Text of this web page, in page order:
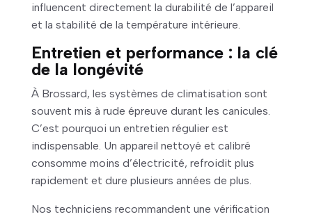
influencent directement la durabilité de l’appareil
et la stabilité de la température intérieure.
Entretien et performance : la clé
de la longévité
À Brossard, les systèmes de climatisation sont
souvent mis à rude épreuve durant les canicules.
C’est pourquoi un entretien régulier est
indispensable. Un appareil nettoyé et calibré
consomme moins d’électricité, refroidit plus
rapidement et dure plusieurs années de plus.
Nos techniciens recommandent une vérification